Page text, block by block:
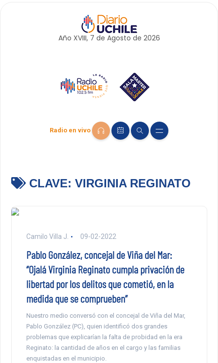
Año XVIII, 7 de Agosto de 2026
Radio en vivo
CLAVE: VIRGINIA REGINATO
Camilo Villa J. 09-02-2022
Pablo González, concejal de Viña del Mar:
“Ojalá Virginia Reginato cumpla privación de
libertad por los delitos que cometió, en la
medida que se comprueben”
Nuestro medio conversó con el concejal de Viña del Mar,
Pablo González (PC), quien identificó dos grandes
problemas que explicarían la falta de probidad en la era
Reginato: la cantidad de años en el cargo y las familias
enquistadas en el municipio.